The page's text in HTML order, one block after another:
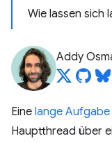
Wie lassen sich
Addy
Eine lange Aufgabe
Hauptthread über